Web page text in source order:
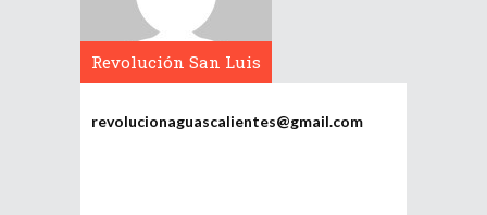
Revolución San Luis
revolucionaguascalientes@gmail.com